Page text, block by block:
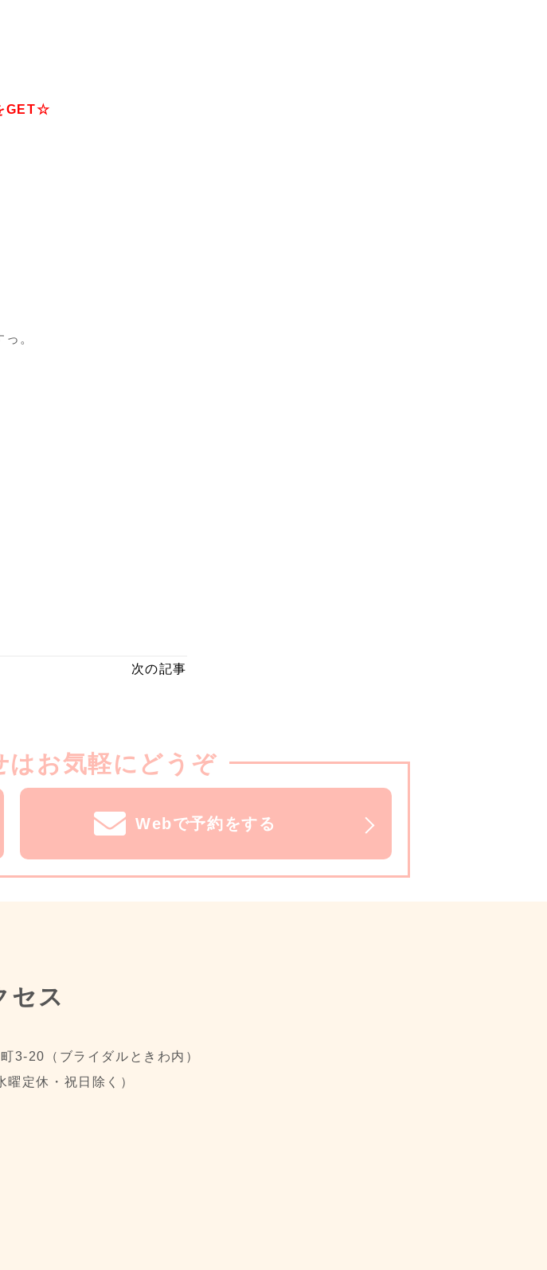
GET☆
。
次の記事
はお気軽にどうぞ
Webで予約をする
セス
20（ブライダルときわ内）
定休・祝日除く）